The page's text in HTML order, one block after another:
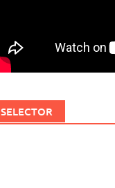
SELECTOR